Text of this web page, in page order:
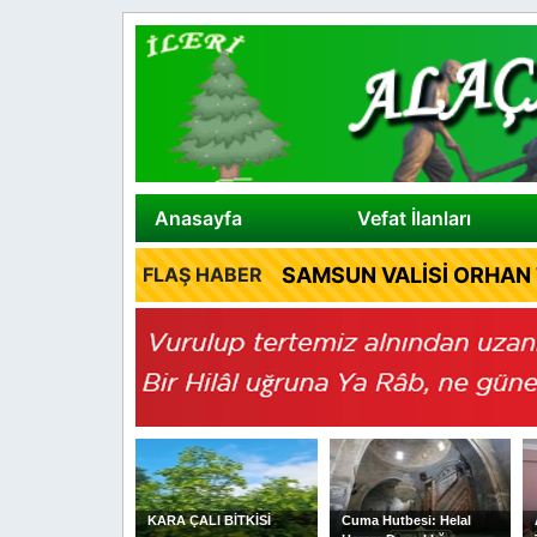
Anasayfa Vefat İlanları
FLAŞ HABER SAMSUN VALİSİ
KARA ÇALI BİTKİSİ
Cuma Hutbesi: Helal